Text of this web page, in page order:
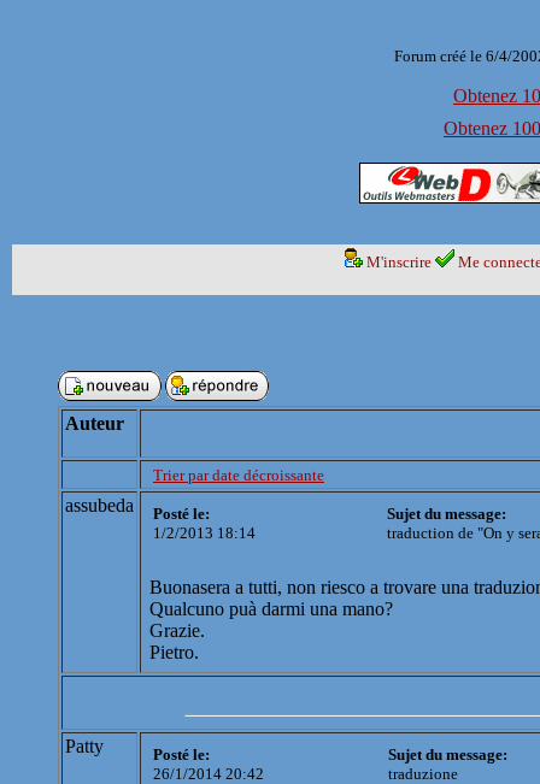
Forum créé le 6/4/
Obtenez
Obtenez
M'inscrire Me
Auteur
Trier par date décroissante
assubeda
Posté le:
1/2/2013 18:14
Sujet du message:
traduction de "On y
Buonasera a tutti, non riesco a trovare una
Qualcuno puà darmi una mano?
Grazie.
Pietro.
Patty
Posté le:
26/1/2014 20:42
Sujet du message:
traduzione